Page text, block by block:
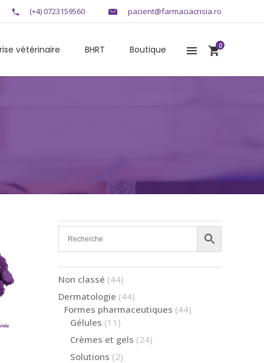
(+4) 0723159560 pacient@farmaciacrisia.ro
vétérinaire BHRT Boutique 0
Non classé 4444
Dermatologie 4444
produits
Formes pharmaceutiques 4444
Gélules 11 11
produits
Crèmes et gels 2424
Solutions 22